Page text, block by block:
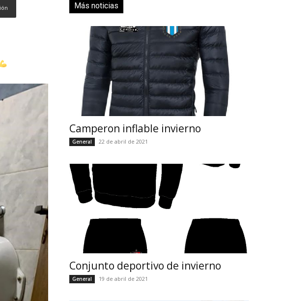
Más noticias
Camperon inflable invierno
General 22 de abril de 2021
Conjunto deportivo de invierno
General 19 de abril de 2021